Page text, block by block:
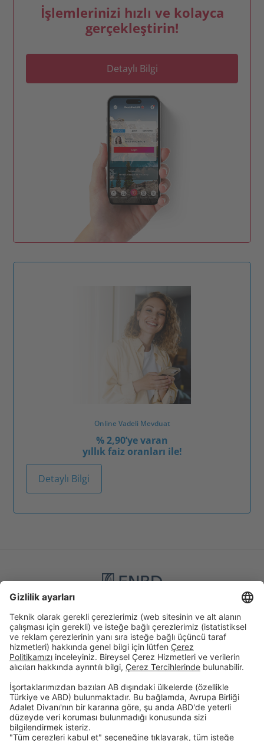
Online Vadeli Mevduat
% 2,90’ye varan
yıllık faiz oranları ile!
Detaylı Bilgi
İşlemlerinizi hızlı ve kolayca
gerçekleştirin!
Detaylı Bilgi
Birikim & Finansman
Öncelikli Bankacılık
Hakkımızda
İnsan Kaynakları
Site Bildirimi
ŞubelerimizİletişimRandevu FormuFaiz Hesaplama Aracı
Hizmet SözleşmeleriTasarruf Mevduatı GüvencesiGizlilik Politikası
GüvenlikResmi Tatil GünleriÇerez Tercihleri